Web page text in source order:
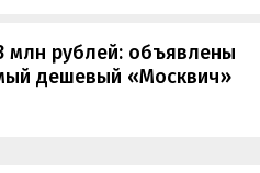
млн рублей: объявлены
дешевый «Москвич»